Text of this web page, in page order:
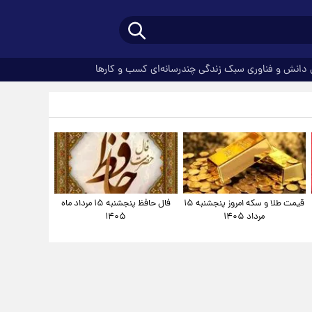
دانش و فناوری سبک زندگیچندرسانه‌ای کسب و کارها
قیمت طلا و سکه امروز پنجشنبه ۱۵
مرداد ۱۴۰۵
فال حافظ پنجشنبه ۱۵ مرداد ماه
۱۴۰۵